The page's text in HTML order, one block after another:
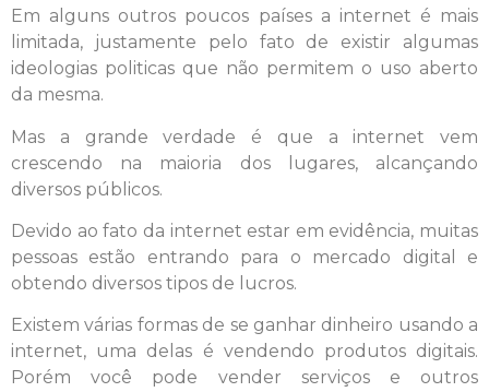
Em alguns outros poucos países a internet é mais
limitada, justamente pelo fato de existir algumas
ideologias politicas que não permitem o uso aberto
da mesma.
Mas a grande verdade é que a internet vem
crescendo na maioria dos lugares, alcançando
diversos públicos.
Devido ao fato da internet estar em evidência, muitas
pessoas estão entrando para o mercado digital e
obtendo diversos tipos de lucros.
Existem várias formas de se ganhar dinheiro usando a
internet, uma delas é vendendo produtos digitais.
Porém você pode vender serviços e outros